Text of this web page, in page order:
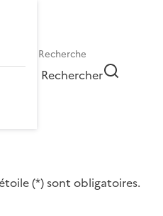
Rechercher
(*) sont obligatoires.